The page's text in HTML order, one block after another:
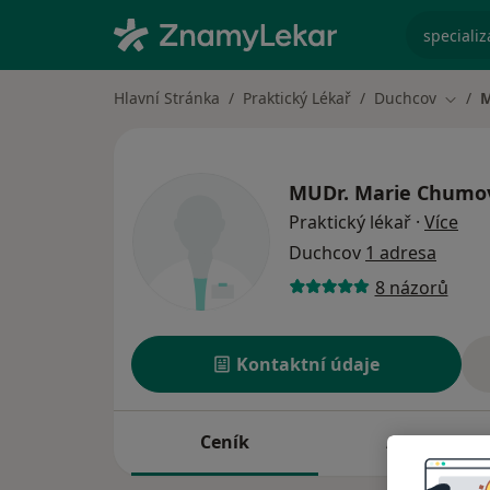
Hlavní Stránka Praktický Lékař Duchcov
MUDr. Marie
Praktický lékař · Více
Duchcov 1 adresa
8 názorů
Kontaktní údaje
Ceník Adresy